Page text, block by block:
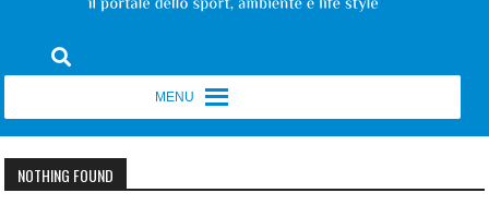
Sport&Impianti
NOTHING FOUND